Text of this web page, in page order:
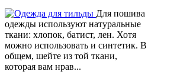
Для пошива
одежды используют натуральные
ткани: хлопок, батист, лен. Хотя
можно использовать и синтетик. В
общем, шейте из той ткани,
которая вам нрав...